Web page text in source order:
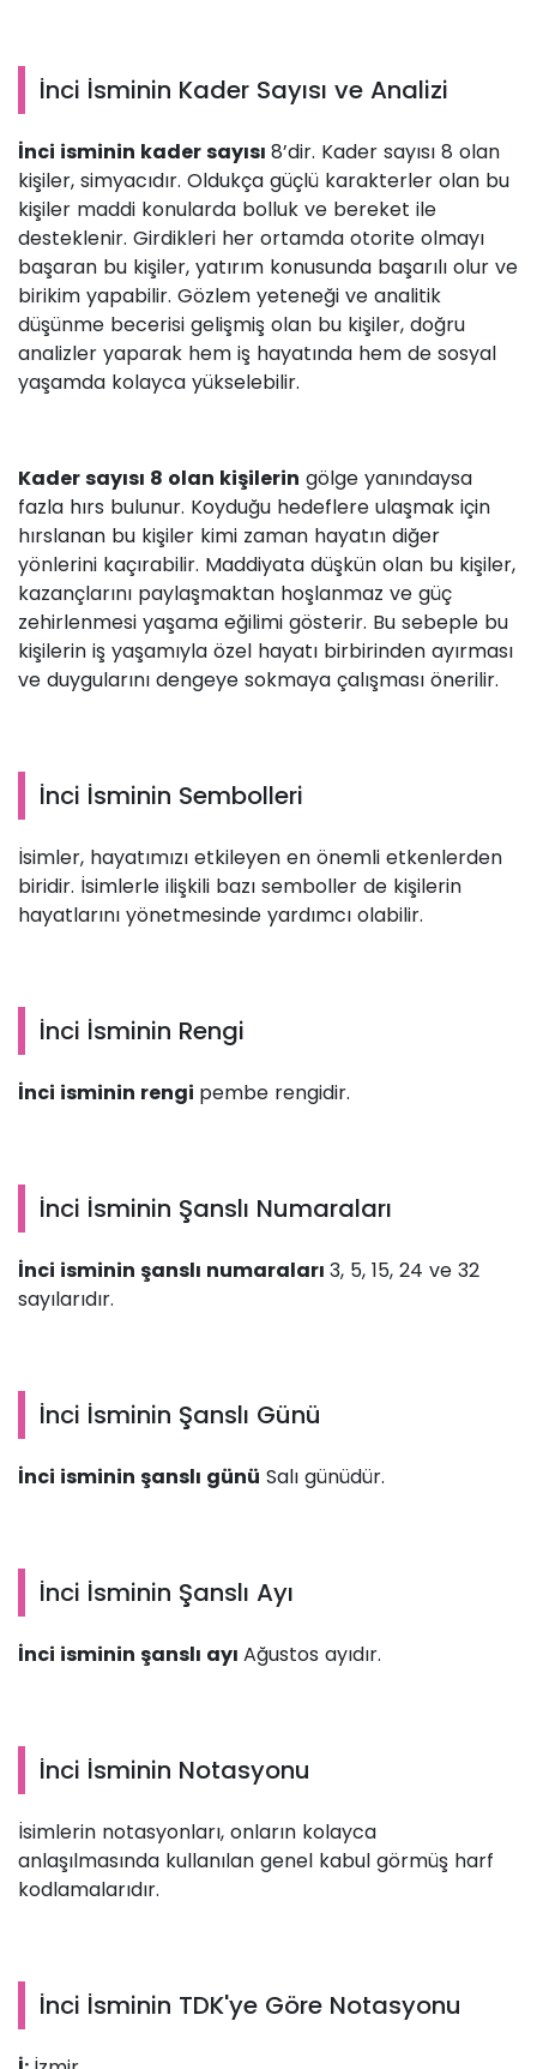
İnci İsminin Kader Sayısı ve Analizi
İnci isminin kader sayısı 8’dir. Kader sayısı 8 olan
kişiler, simyacıdır. Oldukça güçlü karakterler olan bu
kişiler maddi konularda bolluk ve bereket ile
desteklenir. Girdikleri her ortamda otorite olmayı
başaran bu kişiler, yatırım konusunda başarılı olur ve
birikim yapabilir. Gözlem yeteneği ve analitik
düşünme becerisi gelişmiş olan bu kişiler, doğru
analizler yaparak hem iş hayatında hem de sosyal
yaşamda kolayca yükselebilir.
Kader sayısı 8 olan kişilerin gölge yanındaysa
fazla hırs bulunur. Koyduğu hedeflere ulaşmak için
hırslanan bu kişiler kimi zaman hayatın diğer
yönlerini kaçırabilir. Maddiyata düşkün olan bu kişiler,
kazançlarını paylaşmaktan hoşlanmaz ve güç
zehirlenmesi yaşama eğilimi gösterir. Bu sebeple bu
kişilerin iş yaşamıyla özel hayatı birbirinden ayırması
ve duygularını dengeye sokmaya çalışması önerilir.
İnci İsminin Sembolleri
İsimler, hayatımızı etkileyen en önemli etkenlerden
biridir. İsimlerle ilişkili bazı semboller de kişilerin
hayatlarını yönetmesinde yardımcı olabilir.
İnci İsminin Rengi
İnci isminin rengi pembe rengidir.
İnci İsminin Şanslı Numaraları
İnci isminin şanslı numaraları 3, 5, 15, 24 ve 32
sayılarıdır.
İnci İsminin Şanslı Günü
İnci isminin şanslı günü Salı günüdür.
İnci İsminin Şanslı Ayı
İnci isminin şanslı ayı Ağustos ayıdır.
İnci İsminin Notasyonu
İsimlerin notasyonları, onların kolayca
anlaşılmasında kullanılan genel kabul görmüş harf
kodlamalarıdır.
İnci İsminin TDK'ye Göre Notasyonu